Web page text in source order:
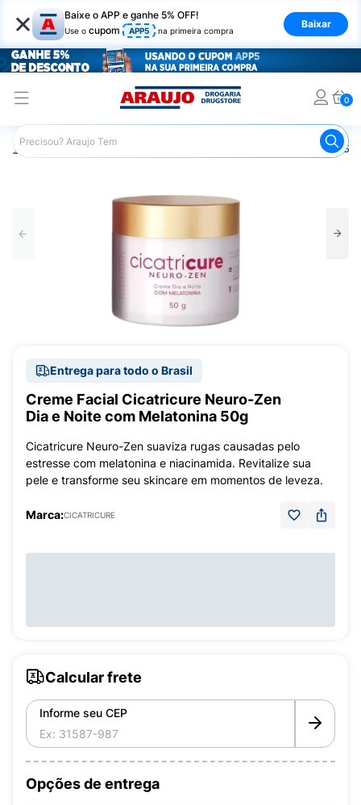
× Baixe o APP e ganhe 5% OFF!
Use o cupom APP5 na primeira compra
Baixar
0
Araujo Beleza e Cuidados Cuidados com o Rosto
Entrega para todo o Brasil
Creme Facial Cicatricure Neuro-Zen
Dia e Noite com Melatonina 50g
Cicatricure Neuro-Zen suaviza rugas causadas pelo
estresse com melatonina e niacinamida. Revitalize sua
pele e transforme seu skincare em momentos de leveza.
Marca:CICATRICURE
Calcular frete
Informe seu CEP
Opções de entrega